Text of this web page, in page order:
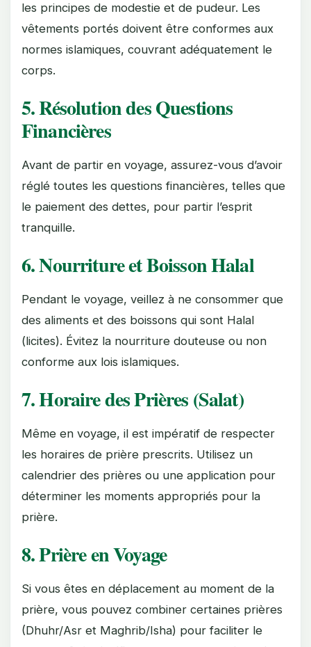
les principes de modestie et de pudeur. Les
vêtements portés doivent être conformes aux
normes islamiques, couvrant adéquatement le
corps.
5. Résolution des Questions
Financières
Avant de partir en voyage, assurez-vous d’avoir
réglé toutes les questions financières, telles que
le paiement des dettes, pour partir l’esprit
tranquille.
6. Nourriture et Boisson Halal
Pendant le voyage, veillez à ne consommer que
des aliments et des boissons qui sont Halal
(licites). Évitez la nourriture douteuse ou non
conforme aux lois islamiques.
7. Horaire des Prières (Salat)
Même en voyage, il est impératif de respecter
les horaires de prière prescrits. Utilisez un
calendrier des prières ou une application pour
déterminer les moments appropriés pour la
prière.
8. Prière en Voyage
Si vous êtes en déplacement au moment de la
prière, vous pouvez combiner certaines prières
(Dhuhr/Asr et Maghrib/Isha) pour faciliter le